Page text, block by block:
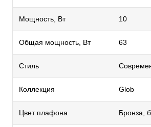
Мощность, Вт 10
Общая мощность, Вт 63
Стиль
Коллекция Glob
Цвет плафона Бронза,